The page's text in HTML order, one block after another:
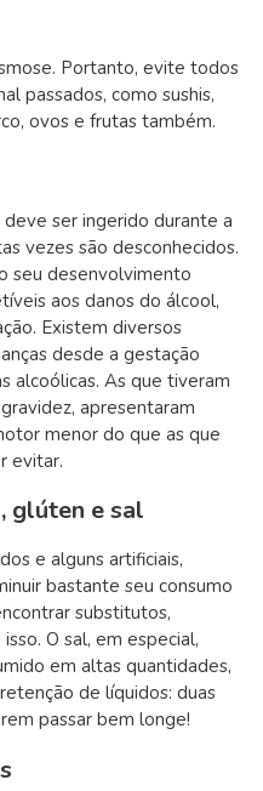
Portanto, evite todos
passados, como sushis,
ovos e frutas também.
ser ingerido durante a
vezes são desconhecidos.
seu desenvolvimento
aos danos do álcool,
Existem diversos
desde a gestação
alcoólicas. As que tiveram
apresentaram
menor do que as que
evitar.
glúten e sal
e alguns artificiais,
bastante seu consumo
substitutos,
O sal, em especial,
em altas quantidades,
de líquidos: duas
passar bem longe!